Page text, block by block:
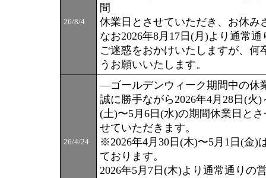
26/8/4
間
休業日とさせていただき、お休み
なお2026年8月17日(月)より通常
ご迷惑をおかけいたしますが、何
うお願いいたします。
26/4/24
―ゴールデンウィーク期間中の休
誠に勝手ながら2026年4月28日(火
(土)〜5月6日(水)の期間休業日と
せていただきます。
※2026年4月30日(木)〜5月1日(金)
ております。
2026年5月7日(木)より通常通りの